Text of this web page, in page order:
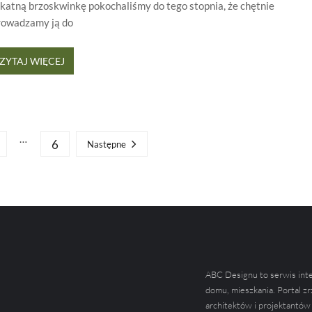
brzoskwinkę pokochaliśmy do tego stopnia, że chętnie
ją do
WIĘCEJ
… 6 Następne
ABC Designu to serwis
domu, mieszkania. Portal
architektów i